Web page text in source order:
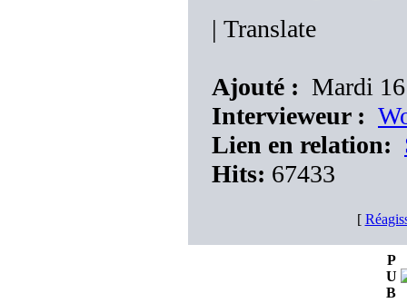
| Translate
Ajouté : Mardi
Intervieweur :
Lien en relation:
Hits: 67433
[
P
U
B